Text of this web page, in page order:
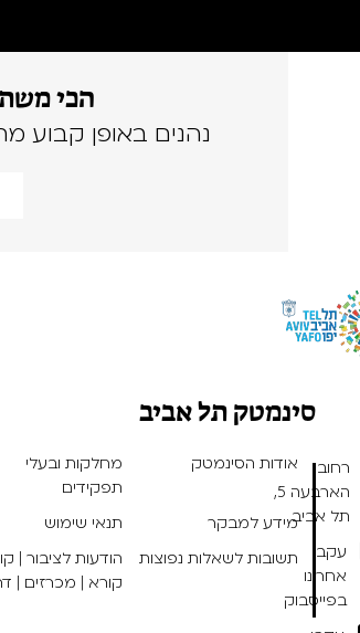
הכי
נהנים באופן קבוע
רחוב
הארבעה 5,
תל אביב
עקבו
אחרינו
בפייסבוק
סינמטק תל אביב
אודות הסינמטק
מחלקות ובעלי
תפקידים
מידע למבקר
תנאי שימוש
תשובות לשאלות נפוצות
הודעות לציבור |
קורא | מכרזים |